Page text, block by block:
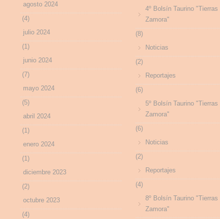
agosto 2024
(4)
julio 2024
(1)
junio 2024
(7)
mayo 2024
(5)
abril 2024
(1)
enero 2024
(1)
diciembre 2023
(2)
octubre 2023
(4)
4º Bolsín Taurino "Tierras
Zamora"
(8)
Noticias
(2)
Reportajes
(6)
5º Bolsín Taurino "Tierras
Zamora"
(6)
Noticias
(2)
Reportajes
(4)
8º Bolsín Taurino "Tierras
Zamora"